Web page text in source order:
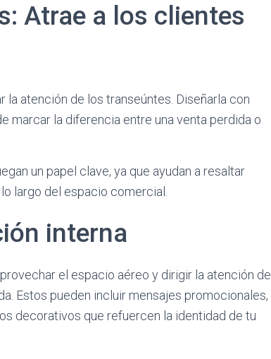
Atrae a los clientes
atención de los transeúntes. Diseñarla con
marcar la diferencia entre una venta perdida o
un papel clave, ya que ayudan a resaltar
largo del espacio comercial.
interna
el espacio aéreo y dirigir la atención de
Estos pueden incluir mensajes promocionales,
decorativos que refuercen la identidad de tu